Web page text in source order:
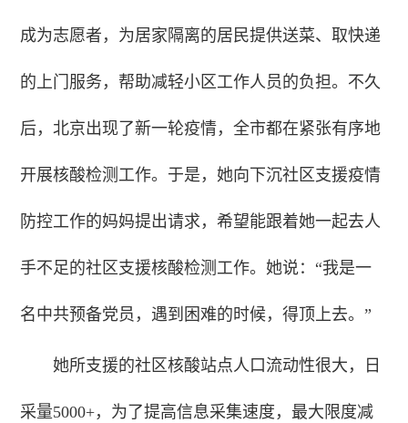
成为志愿者，为居家隔离的居民提供送菜、取快递
的上门服务，帮助减轻小区工作人员的负担。 不久
后，北京出现了新一轮疫情，全市都在紧张有序地
开展核酸检测工作。于是，她向下沉社区支援疫情
防控工作的妈妈提出请求，希望能跟着她一起去人
手不足的社区支援核酸检测工作。她说：“我是一
名中共预备党员，遇到困难的时候，得顶上去。”
她所支援的社区核酸站点人口流动性很大，日
采量5000+，为了提高信息采集速度，最大限度减